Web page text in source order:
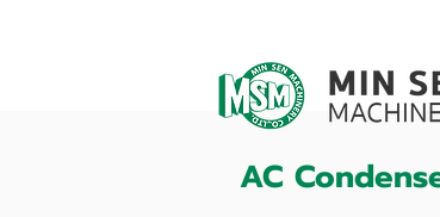
AC